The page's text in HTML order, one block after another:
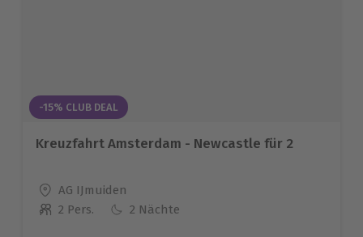
-15% CLUB DEAL
Kreuzfahrt Amsterdam - Newcastle für 2
Standort
AG IJmuiden
Anzahl der Teilnehmer
2 Pers. 2 Nächte